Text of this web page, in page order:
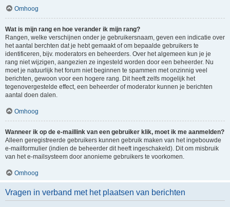
Omhoog
Wat is mijn rang en hoe verander ik mijn rang?
Rangen, welke verschijnen onder je gebruikersnaam, geven een indicatie over
het aantal berchten dat je hebt gemaakt of om bepaalde gebruikers te
identificeren, bijv. moderators en beheerders. Over het algemeen kun je je
rang niet wijzigen, aangezien ze ingesteld worden door een beheerder. Nu
moet je natuurlijk het forum niet beginnen te spammen met onzinnig veel
berichten, gewoon voor een hogere rang. Dit heeft zelfs mogelijk het
tegenovergestelde effect, een beheerder of moderator kunnen je berichten
aantal doen dalen.
Omhoog
Wanneer ik op de e-maillink van een gebruiker klik, moet ik me aanmelden?
Alleen geregistreerde gebruikers kunnen gebruik maken van het ingebouwde
e-mailformulier (indien de beheerder dit heeft ingeschakeld). Dit om misbruik
van het e-mailsysteem door anonieme gebruikers te voorkomen.
Omhoog
Vragen in verband met het plaatsen van berichten